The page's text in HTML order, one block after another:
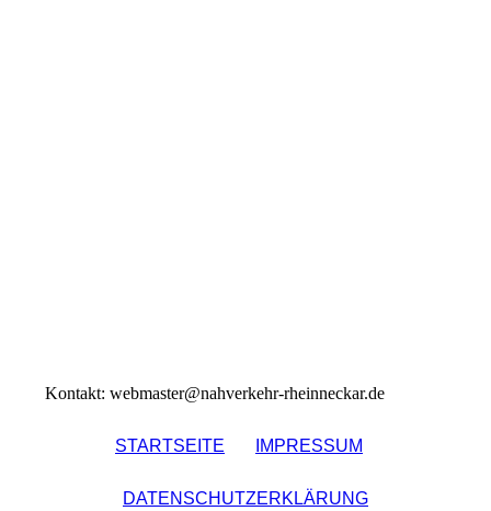
Kontakt: webmaster@nahverkehr-rheinneckar.de
STARTSEITE IMPRESSUM
DATENSCHUTZERKLÄRUNG